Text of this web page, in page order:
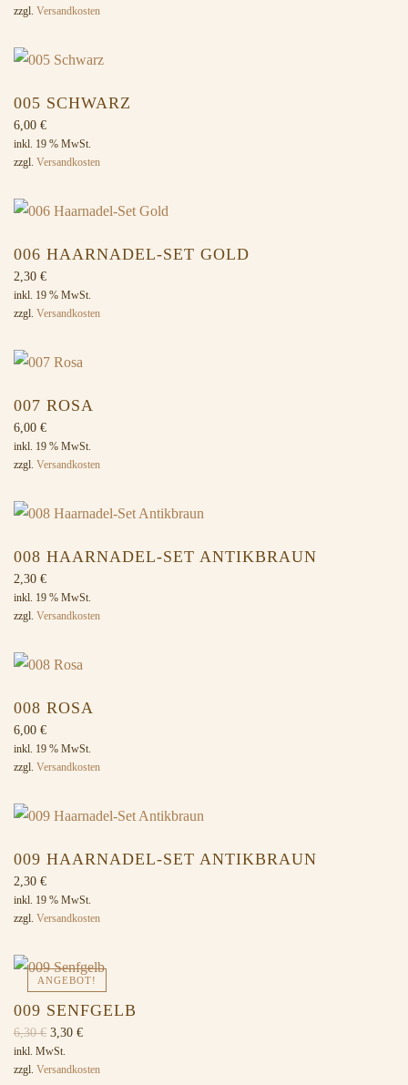
zzgl. Versandkosten
005 SCHWARZ
6,00 €
inkl. 19 % MwSt.
zzgl. Versandkosten
006 HAARNADEL-SET GOLD
2,30 €
inkl. 19 % MwSt.
zzgl. Versandkosten
007 ROSA
6,00 €
inkl. 19 % MwSt.
zzgl. Versandkosten
008 HAARNADEL-SET ANTIKBRAUN
2,30 €
inkl. 19 % MwSt.
zzgl. Versandkosten
008 ROSA
6,00 €
inkl. 19 % MwSt.
zzgl. Versandkosten
009 HAARNADEL-SET ANTIKBRAUN
2,30 €
inkl. 19 % MwSt.
zzgl. Versandkosten
ANGEBOT!
009 SENFGELB
6,30€ Ursprünglicher
Preis
war:
3,30 €Aktueller
ist:
inkl. MwSt.
zzgl. Versandkosten